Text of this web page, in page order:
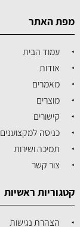
מפת האתר
עמוד הבית
אודות
מאמרים
מוצרים
קישורים
כניסה למקצוענים
תמיכה ושירות
צור קשר
קטגוריות ראשיות
הצהרת נגישות